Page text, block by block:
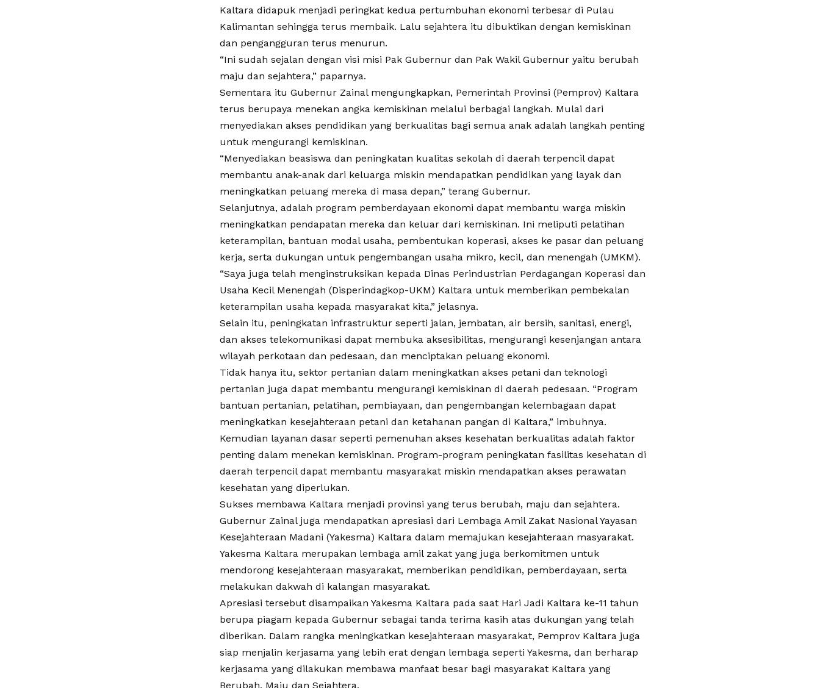
Kaltara didapuk menjadi peringkat kedua pertumbuhan ekonomi terbesar di Pulau
Kalimantan sehingga terus membaik. Lalu sejahtera itu dibuktikan dengan kemiskinan
dan pengangguran terus menurun.
“Ini sudah sejalan dengan visi misi Pak Gubernur dan Pak Wakil Gubernur yaitu berubah
maju dan sejahtera,” paparnya.
Sementara itu Gubernur Zainal mengungkapkan, Pemerintah Provinsi (Pemprov) Kaltara
terus berupaya menekan angka kemiskinan melalui berbagai langkah. Mulai dari
menyediakan akses pendidikan yang berkualitas bagi semua anak adalah langkah penting
untuk mengurangi kemiskinan.
“Menyediakan beasiswa dan peningkatan kualitas sekolah di daerah terpencil dapat
membantu anak-anak dari keluarga miskin mendapatkan pendidikan yang layak dan
meningkatkan peluang mereka di masa depan,” terang Gubernur.
Selanjutnya, adalah program pemberdayaan ekonomi dapat membantu warga miskin
meningkatkan pendapatan mereka dan keluar dari kemiskinan. Ini meliputi pelatihan
keterampilan, bantuan modal usaha, pembentukan koperasi, akses ke pasar dan peluang
kerja, serta dukungan untuk pengembangan usaha mikro, kecil, dan menengah (UMKM).
“Saya juga telah menginstruksikan kepada Dinas Perindustrian Perdagangan Koperasi dan
Usaha Kecil Menengah (Disperindagkop-UKM) Kaltara untuk memberikan pembekalan
keterampilan usaha kepada masyarakat kita,” jelasnya.
Selain itu, peningkatan infrastruktur seperti jalan, jembatan, air bersih, sanitasi, energi,
dan akses telekomunikasi dapat membuka aksesibilitas, mengurangi kesenjangan antara
wilayah perkotaan dan pedesaan, dan menciptakan peluang ekonomi.
Tidak hanya itu, sektor pertanian dalam meningkatkan akses petani dan teknologi
pertanian juga dapat membantu mengurangi kemiskinan di daerah pedesaan. “Program
bantuan pertanian, pelatihan, pembiayaan, dan pengembangan kelembagaan dapat
meningkatkan kesejahteraan petani dan ketahanan pangan di Kaltara,” imbuhnya.
Kemudian layanan dasar seperti pemenuhan akses kesehatan berkualitas adalah faktor
penting dalam menekan kemiskinan. Program-program peningkatan fasilitas kesehatan di
daerah terpencil dapat membantu masyarakat miskin mendapatkan akses perawatan
kesehatan yang diperlukan.
Sukses membawa Kaltara menjadi provinsi yang terus berubah, maju dan sejahtera.
Gubernur Zainal juga mendapatkan apresiasi dari Lembaga Amil Zakat Nasional Yayasan
Kesejahteraan Madani (Yakesma) Kaltara dalam memajukan kesejahteraan masyarakat.
Yakesma Kaltara merupakan lembaga amil zakat yang juga berkomitmen untuk
mendorong kesejahteraan masyarakat, memberikan pendidikan, pemberdayaan, serta
melakukan dakwah di kalangan masyarakat.
Apresiasi tersebut disampaikan Yakesma Kaltara pada saat Hari Jadi Kaltara ke-11 tahun
berupa piagam kepada Gubernur sebagai tanda terima kasih atas dukungan yang telah
diberikan. Dalam rangka meningkatkan kesejahteraan masyarakat, Pemprov Kaltara juga
siap menjalin kerjasama yang lebih erat dengan lembaga seperti Yakesma, dan berharap
kerjasama yang dilakukan membawa manfaat besar bagi masyarakat Kaltara yang
Berubah, Maju dan Sejahtera.